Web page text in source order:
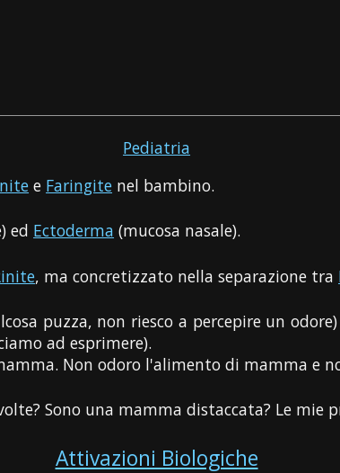
Pediatria
e Faringite nel bambino.
ed Ectoderma (mucosa nasale).
, ma concretizzato nella separazione tra
puzza, non riesco a percepire un
ad esprimere).
Non odoro l'alimento di mamma e
Sono una mamma distaccata? Le mie
Attivazioni Biologiche